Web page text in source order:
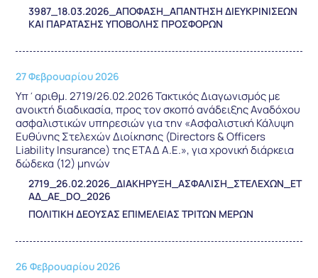
3987_18.03.2026_ΑΠΟΦΑΣΗ_ΑΠΑΝΤΗΣΗ ΔΙΕΥΚΡΙΝΙΣΕΩΝ
ΚΑΙ ΠΑΡΑΤΑΣΗΣ ΥΠΟΒΟΛΗΣ ΠΡΟΣΦΟΡΩΝ
27 Φεβρουαρίου 2026
Υπ΄αριθμ. 2719/26.02.2026 Τακτικός Διαγωνισμός με
ανοικτή διαδικασία, προς τον σκοπό ανάδειξης Αναδόχου
ασφαλιστικών υπηρεσιών για την «Ασφαλιστική Κάλυψη
Ευθύνης Στελεχών Διοίκησης (Directors & Officers
Liability Insurance) της ΕΤΑΔ Α.Ε.», για χρονική διάρκεια
δώδεκα (12) μηνών
2719_26.02.2026_ΔΙΑΚΗΡΥΞΗ_ΑΣΦΑΛΙΣΗ_ΣΤΕΛΕΧΩΝ_ΕΤ
ΑΔ_ΑΕ_DO_2026
ΠΟΛΙΤΙΚΗ ΔΕΟΥΣΑΣ ΕΠΙΜΕΛΕΙΑΣ ΤΡΙΤΩΝ ΜΕΡΩΝ
26 Φεβρουαρίου 2026